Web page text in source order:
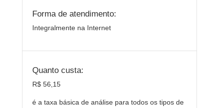
Forma de atendimento:
Integralmente na Internet
Quanto custa:
R$ 56,15
é a taxa básica de análise para todos os tipos de